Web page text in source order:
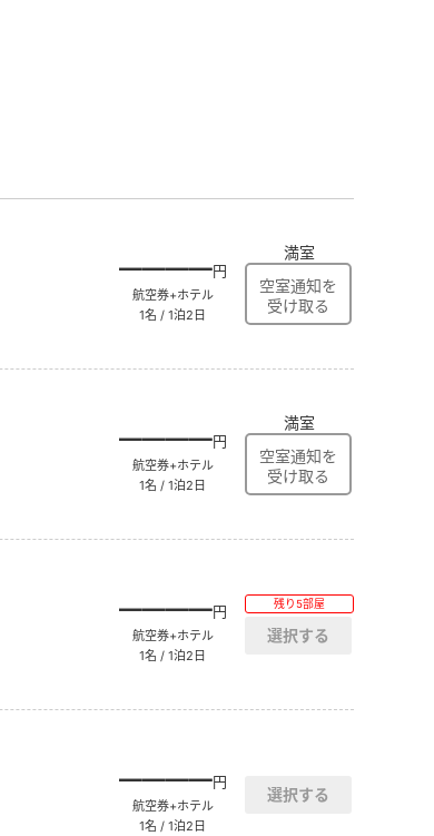
――――円
航空券+ホテル
1名 / 1泊2日
満室
――――円
航空券+ホテル
1名 / 1泊2日
満室
――――円
航空券+ホテル
1名 / 1泊2日
残り5部屋
――――円
航空券+ホテル
1名 / 1泊2日